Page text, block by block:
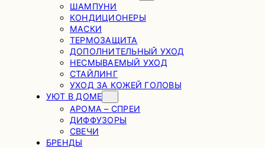
ШАМПУНИ
КОНДИЦИОНЕРЫ
МАСКИ
ТЕРМОЗАЩИТА
ДОПОЛНИТЕЛЬНЫЙ УХОД
НЕСМЫВАЕМЫЙ УХОД
СТАЙЛИНГ
УХОД ЗА КОЖЕЙ ГОЛОВЫ
УЮТ В ДОМЕ
АРОМА – СПРЕИ
ДИФФУЗОРЫ
СВЕЧИ
БРЕНДЫ